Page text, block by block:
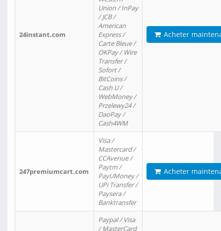
24instant.com
Union / InPay
/ JCB /
American
Express /
Carte Bleue /
OKPay / Wire
Transfer /
Sofort /
BitCoins /
Cash U /
WebMoney /
Przelewy24 /
DaoPay /
Cash4WM
Acheter
247premiumcart.com
Visa /
Mastercard /
CCAvenue /
Paytm /
PayUMoney /
UPi Transfer /
Paysera /
Banktransfer
Acheter
Paypal / Visa
/ MasterCard